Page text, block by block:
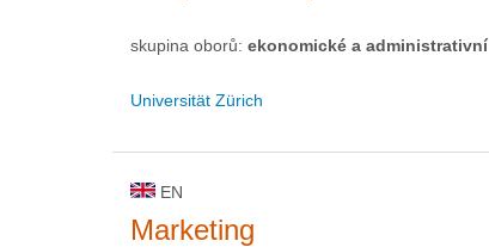
skupina oborů: ekonomické a administrativní
Universität Zürich
EN
Marketing